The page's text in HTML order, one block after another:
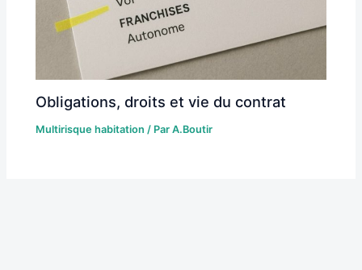
Obligations, droits et vie du contrat
Multirisque habitation / ParA.Boutir